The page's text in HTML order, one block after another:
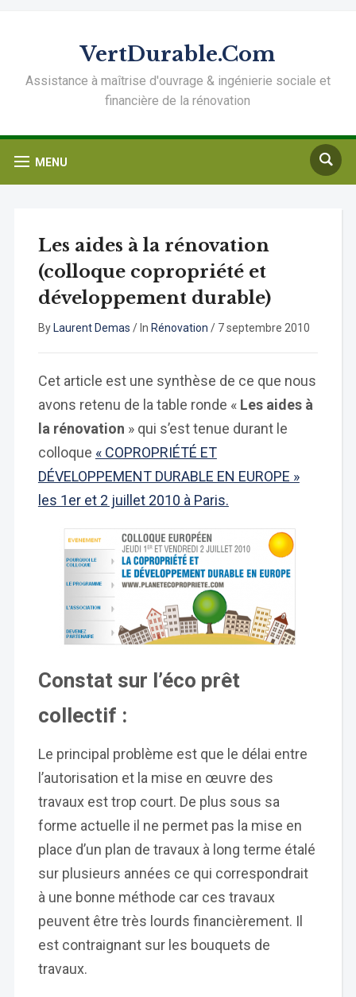
VertDurable.Com
Assistance à maîtrise d'ouvrage & ingénierie sociale et
financière de la rénovation
MENU
Les aides à la rénovation
(colloque copropriété et
développement durable)
By Laurent Demas / In Rénovation / 7 septembre 2010
Cet article est une synthèse de ce que nous
avons retenu de la table ronde « Les aides à
la rénovation » qui s’est tenue durant le
colloque « COPROPRIÉTÉ ET
DÉVELOPPEMENT DURABLE EN EUROPE »
les 1er et 2 juillet 2010 à Paris.
Constat sur l’éco prêt
collectif :
Le principal problème est que le délai entre
l’autorisation et la mise en œuvre des
travaux est trop court. De plus sous sa
forme actuelle il ne permet pas la mise en
place d’un plan de travaux à long terme étalé
sur plusieurs années ce qui correspondrait
à une bonne méthode car ces travaux
peuvent être très lourds financièrement. Il
est contraignant sur les bouquets de
travaux.